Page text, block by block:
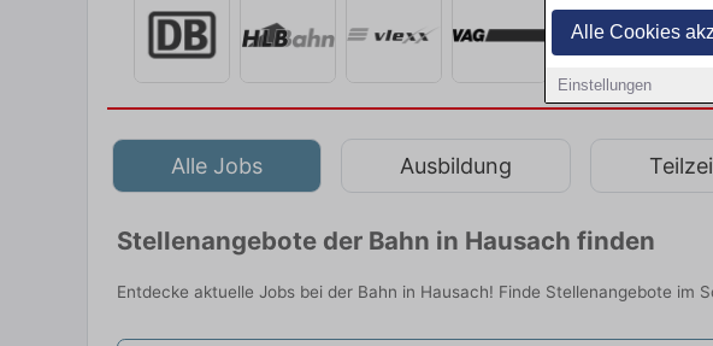
Alle Cookies
Einstellungen
Alle Jobs Ausbildung
Stellenangebote der Bahn in Hausach finden
Entdecke aktuelle Jobs bei der Bahn in Hausach! Finde Stellenangebote im